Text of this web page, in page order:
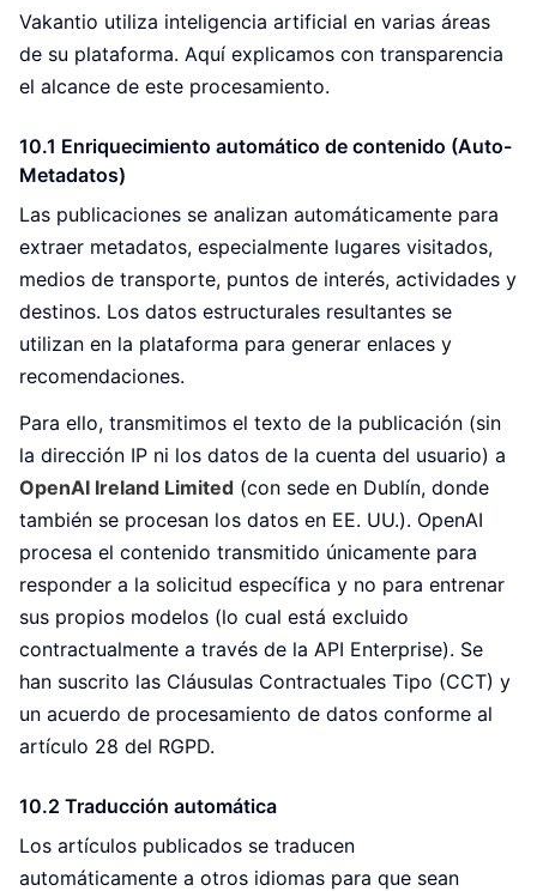
Vakantio utiliza inteligencia artificial en varias áreas
de su plataforma. Aquí explicamos con transparencia
el alcance de este procesamiento.
10.1 Enriquecimiento automático de contenido (Auto-
Metadatos)
Las publicaciones se analizan automáticamente para
extraer metadatos, especialmente lugares visitados,
medios de transporte, puntos de interés, actividades y
destinos. Los datos estructurales resultantes se
utilizan en la plataforma para generar enlaces y
recomendaciones.
Para ello, transmitimos el texto de la publicación (sin
la dirección IP ni los datos de la cuenta del usuario) a
OpenAI Ireland Limited (con sede en Dublín, donde
también se procesan los datos en EE. UU.). OpenAI
procesa el contenido transmitido únicamente para
responder a la solicitud específica y no para entrenar
sus propios modelos (lo cual está excluido
contractualmente a través de la API Enterprise). Se
han suscrito las Cláusulas Contractuales Tipo (CCT) y
un acuerdo de procesamiento de datos conforme al
artículo 28 del RGPD.
10.2 Traducción automática
Los artículos publicados se traducen
automáticamente a otros idiomas para que sean